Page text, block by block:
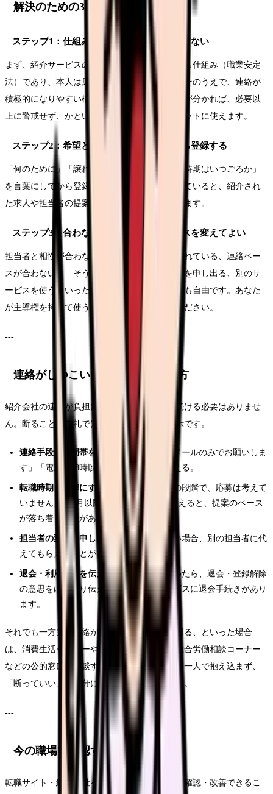
解決のための3ステップ
ステップ1：仕組みを理解して、身構えすぎない
まず、紹介サービスの手数料は採用側が負担する仕組み（職業安定
法）であり、本人は原則無料だと理解します。そのうえで、連絡が
積極的になりやすい構造も知っておく。仕組みが分かれば、必要以
上に警戒せず、かといって流されもせず、フラットに使えます。
ステップ2：希望と優先順位を整理してから登録する
「何のために」「譲れない条件は何か」「転職時期はいつごろか」
を言葉にしてから登録します。これが整理できていると、紹介され
た求人や担当者の提案を、自分の軸で判断できます。
ステップ3：合わなければ担当者・サービスを変えてよい
担当者と相性が合わない、紹介される求人がずれている、連絡ペー
スが合わない——そう感じたら、担当者の変更を申し出る、別のサ
ービスを使う、いったん利用を止める、いずれも自由です。あなた
が主導権を持って使うものだと覚えておいてください。
---
連絡がしつこいと感じた時の断り方
紹介会社の連絡が負担になったとき、我慢し続ける必要はありませ
ん。断ることは失礼ではなく、正当な意思表示です。
連絡手段・時間帯を限定する
：「今後はメールのみでお願いしま
す」「電話は18時以降に」と具体的に伝える。
転職時期を明確にする
：「今は情報収集の段階で、応募は考えて
いません」「○月以降に検討します」と伝えると、提案のペース
が落ち着くことがあります。
担当者の変更を申し出る
：相性が合わない場合、別の担当者に代
えてもらえることが多いです。
退会・利用停止を伝える
：使わないと決めたら、退会・登録解除
の意思をはっきり伝えます。多くのサービスに退会手続きがあり
ます。
それでも一方的な連絡が続く、強引な勧誘で困る、といった場合
は、消費生活センターや、労働関連であれば総合労働相談コーナー
などの公的窓口に相談する選択肢もあります。一人で抱え込まず、
「断っていい」と自分に許可を出してください。
---
今の職場で確認するルート
転職サイト・紹介会社を使う前に、今の職場で確認・改善できるこ